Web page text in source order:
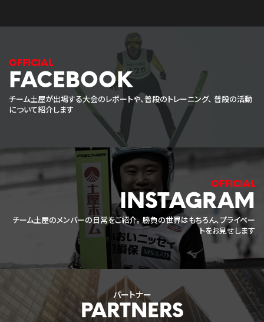
FACEBOOK
チーム土屋が出場する大会のレポートや、普段のトレーニング、 普段の活動
について紹介します
INSTAGRAM
チーム土屋のメンバーの日常をご紹介。 勝負の世界はもちろん、プライベー
トをお見せします
パートナー